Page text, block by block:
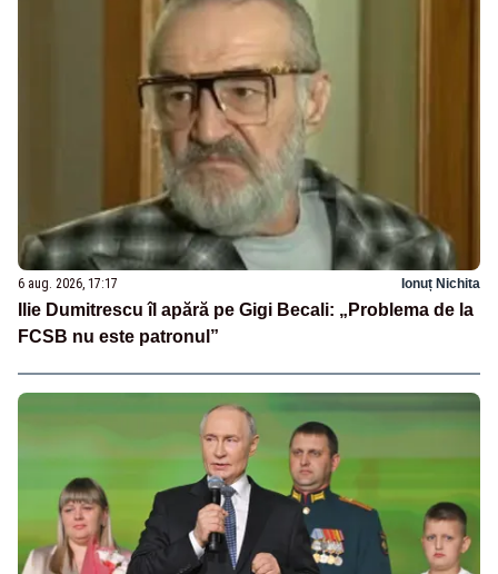
6 aug. 2026, 17:17 Ionuț Nichita
Ilie Dumitrescu îl apără pe Gigi Becali: „Problema de la
FCSB nu este patronul”